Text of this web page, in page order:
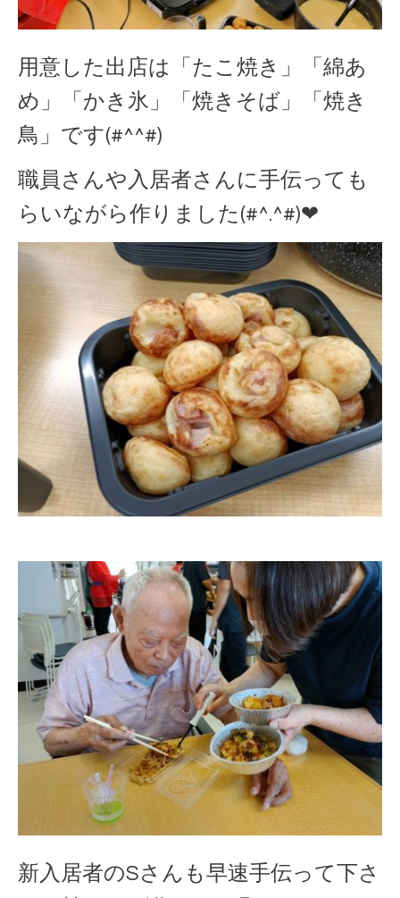
用意した出店は「たこ焼き」「綿あ
め」「かき氷」「焼きそば」「焼き
鳥」です(#^^#)
職員さんや入居者さんに手伝っても
らいながら作りました(#^.^#)❤
新入居者のSさんも早速手伝って下さ